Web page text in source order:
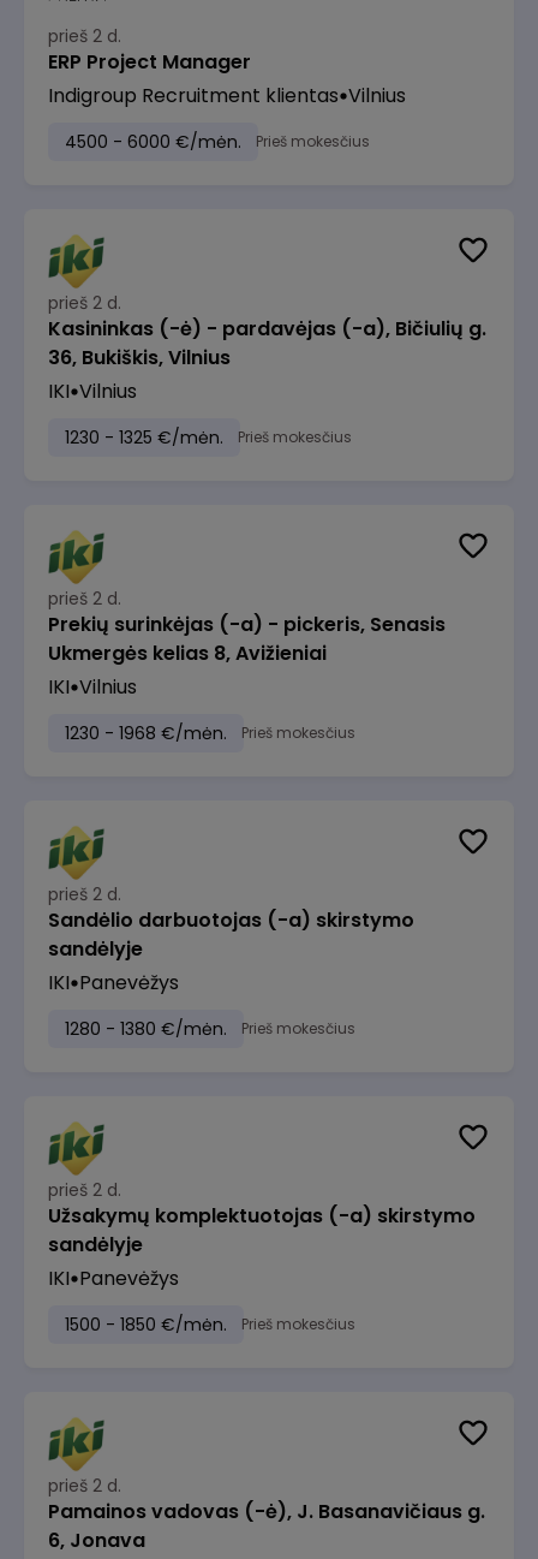
prieš 2 d.
ERP Project Manager
Indigroup Recruitment klientas Vilnius
4500 - 6000 €/mėn. Prieš mokesčius
prieš 2 d.
Kasininkas (-ė) - pardavėjas (-a), Bičiulių g.
36, Bukiškis, Vilnius
IKI Vilnius
1230 - 1325 €/mėn. Prieš mokesčius
prieš 2 d.
Prekių surinkėjas (-a) - pickeris, Senasis
Ukmergės kelias 8, Avižieniai
IKI Vilnius
1230 - 1968 €/mėn. Prieš mokesčius
prieš 2 d.
Sandėlio darbuotojas (-a) skirstymo
sandėlyje
IKI Panevėžys
1280 - 1380 €/mėn. Prieš mokesčius
prieš 2 d.
Užsakymų komplektuotojas (-a) skirstymo
sandėlyje
IKI Panevėžys
1500 - 1850 €/mėn. Prieš mokesčius
prieš 2 d.
Pamainos vadovas (-ė), J. Basanavičiaus g.
6, Jonava